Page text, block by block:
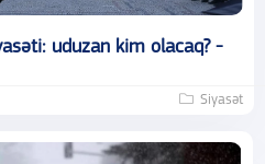
uduzan kim olacaq? -
Siyasət